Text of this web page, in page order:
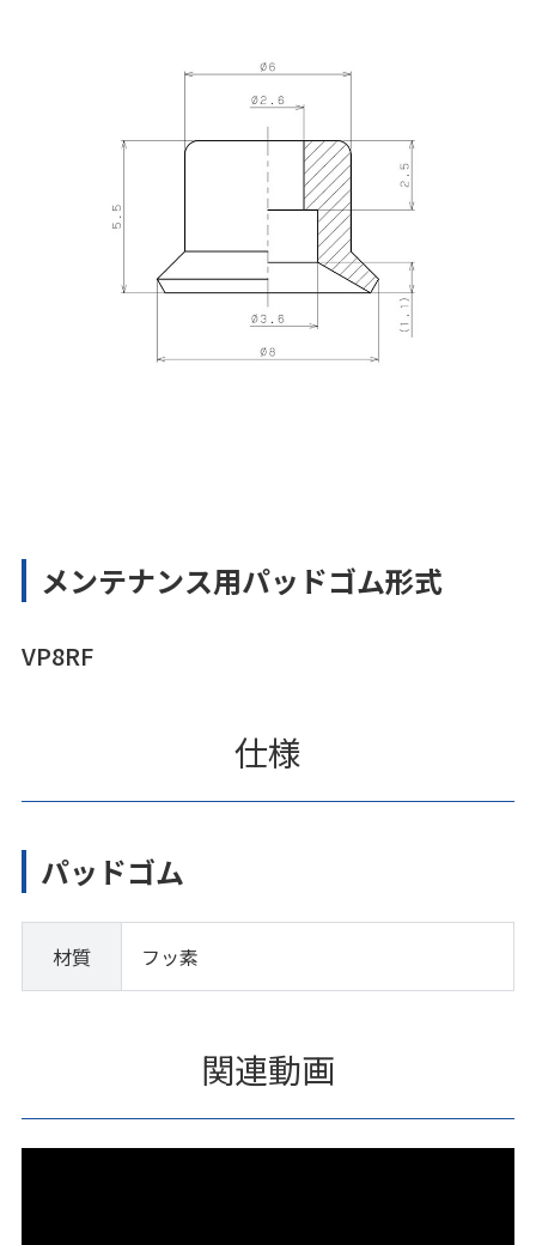
メンテナンス用パッドゴム形式
VP8RF
仕様
パッドゴム
材質 フッ素
関連動画